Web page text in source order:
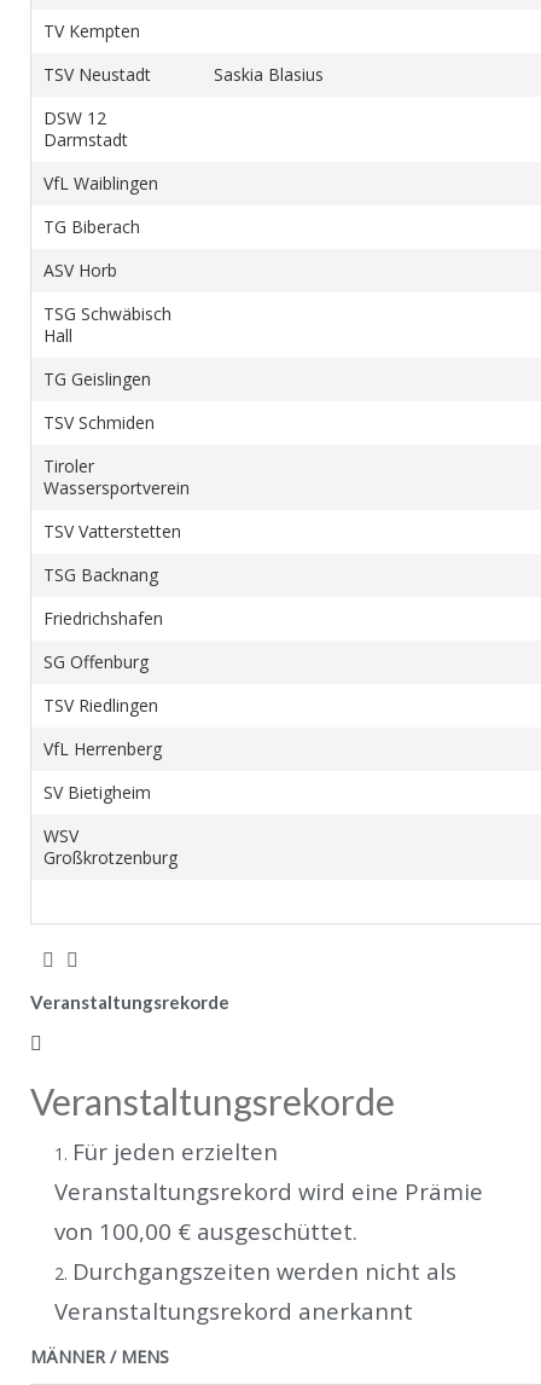
TV Kempten
TSV Neustadt
Saskia Blasius
DSW 12
Darmstadt
VfL Waiblingen
TG Biberach
ASV Horb
TSG Schwäbisch
Hall
TG Geislingen
TSV Schmiden
Tiroler
Wassersportverein
TSV Vatterstetten
TSG Backnang
Friedrichshafen
SG Offenburg
TSV Riedlingen
VfL Herrenberg
SV Bietigheim
WSV
Großkrotzenburg
Veranstaltungsrekorde
Veranstaltungsrekorde
Für jeden erzielten
Veranstaltungsrekord wird eine Prämie
von 100,00 € ausgeschüttet.
Durchgangszeiten werden nicht als
Veranstaltungsrekord anerkannt
MÄNNER / MENS